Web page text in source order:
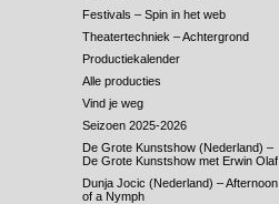
Festivals – Spin in het web
Theatertechniek – Achtergrond
Productiekalender
Alle producties
Vind je weg
Seizoen 2025-2026
De Grote Kunstshow (Nederland) –
De Grote Kunstshow met Erwin Olaf
Dunja Jocic (Nederland) – Afternoon
of a Nymph